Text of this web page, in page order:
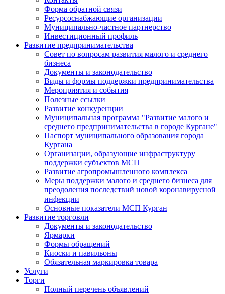
Форма обратной связи
Ресурсоснабжающие организации
Муниципально-частное партнерство
Инвестиционный профиль
Развитие предпринимательства
Совет по вопросам развития малого и среднего
бизнеса
Документы и законодательство
Виды и формы поддержки предпринимательства
Мероприятия и события
Полезные ссылки
Развитие конкуренции
Муниципальная программа "Развитие малого и
среднего предпринимательства в городе Кургане"
Паспорт муниципального образования города
Кургана
Организации, образующие инфраструктуру
поддержки субъектов МСП
Развитие агропромышленного комплекса
Меры поддержки малого и среднего бизнеса для
преодоления последствий новой коронавирусной
инфекции
Основные показатели МСП Курган
Развитие торговли
Документы и законодательство
Ярмарки
Формы обращений
Киоски и павильоны
Обязательная маркировка товара
Услуги
Торги
Полный перечень объявлений